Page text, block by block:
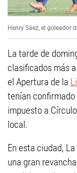
Henry Sáez, el goleador
La tarde de
clasificados más
el Apertura de la
tenían confirmado
impuesto a
local.
En esta ciudad,
una gran